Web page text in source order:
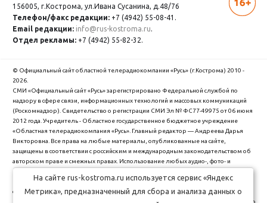
156005, г.Кострома, ул.Ивана Сусанина, д.48/76
Телефон/факс редакции: +7 (4942) 55-08-41.
Email редакции: info@rus-kostroma.ru.
Отдел рекламы: +7 (4942) 55-82-32.
© Официальный сайт областной телерадиокомпании «Русь» (г.Кострома) 2010 -
2026.
СМИ «Официальный сайт «Русь» зарегистрировано Федеральной службой по
надзору в сфере связи, информационных технологий и массовых коммуникаций
(Роскомнадзор). Cвидетельство о регистрации СМИ Эл № ФС77-49975 от 06 июня
2012 года. Учредитель - Областное государственное бюджетное учреждение
«Областная телерадиокомпания «Русь». Главный редактор — Андреева Дарья
Викторовна. Все права на любые материалы, опубликованные на сайте,
защищены в соответствии с российским и международным законодательством об
авторском праве и смежных правах. Использование любых аудио-, фото- и
правообладателя и со ссылкой на сайт "rus-kostroma.ru" (для интернет-проектов -
с гиперссылкой).
На сайте rus-kostroma.ru используется сервис «Яндекс
Метрика», предназначенный для сбора и анализа данных о